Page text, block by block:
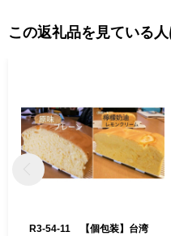
この返礼品を見ている
R3-54-11 【個包装】台湾